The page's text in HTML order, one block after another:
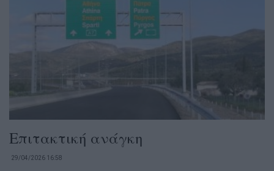
Επιτακτική ανάγκη
29/04/2026 16:58